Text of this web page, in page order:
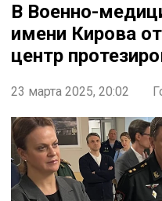
В Военно-
имени Кирова
центр
23 марта 2025, 20:02